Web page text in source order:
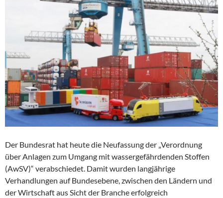
Der Bundesrat hat heute die Neufassung der „Verordnung
über Anlagen zum Umgang mit wassergefährdenden Stoffen
(AwSV)“ verabschiedet. Damit wurden langjährige
Verhandlungen auf Bundesebene, zwischen den Ländern und
der Wirtschaft aus Sicht der Branche erfolgreich